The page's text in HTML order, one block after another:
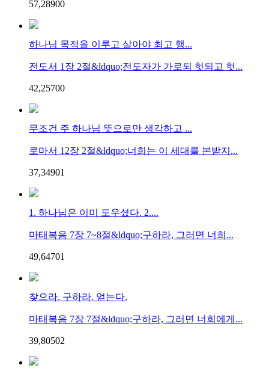
57,28900
하나님 목적을 이루고 살아야 최고 행...
전도서 1장 2절&ldquo;전도자가 가로되 헛되고 헛...
42,25700
무조건 주 하나님 뜻으로만 생각하고 ...
로마서 12장 2절&ldquo;너희는 이 세대를 본받지...
37,34901
1. 하나님은 이미 도우셨다. 2....
마태복음 7장 7~8절&ldquo;구하라, 그러면 너희...
49,64701
찾으라. 구하라. 얻는다.
마태복음 7장 7절&ldquo;구하라, 그러면 너희에게...
39,80502